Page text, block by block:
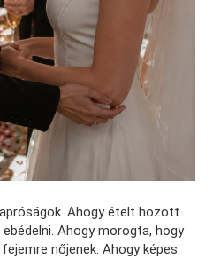
Ahogy ételt hozott
Ahogy morogta, hogy
nőjenek. Ahogy képes